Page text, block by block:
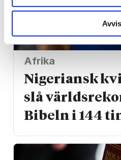
Afrika
Nigeriansk
slå
Bibeln i 144